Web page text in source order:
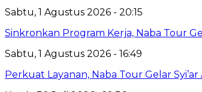
Sabtu, 1 Agustus 2026 - 20:15
Sinkronkan Program Kerja, Naba Tour
Sabtu, 1 Agustus 2026 - 16:49
Perkuat Layanan, Naba Tour Gelar